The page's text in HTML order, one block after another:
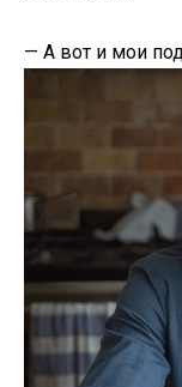
— А вот и мои